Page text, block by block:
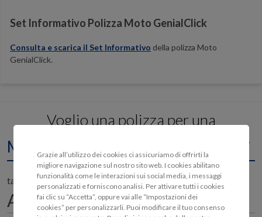
Set Informativo Polizza Moto GenialClick
Consulta e scarica il Set Informativo della polizza Moto
GenialClick.
Voglio una polizza per una
Moto
targata
Grazie all’utilizzo dei cookies ci assicuriamo di offrirti la
migliore navigazione sul nostro sito web. I cookies abilitano
funzionalità come le interazioni sui social media, i messaggi
personalizzati e forniscono analisi. Per attivare tutti i cookies
fai clic su “Accetta”, oppure vai alle “Impostazioni dei
cookies” per personalizzarli. Puoi modificare il tuo consenso